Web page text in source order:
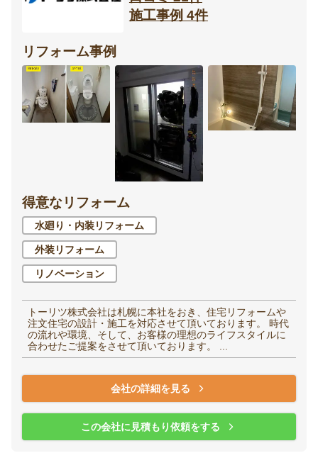
施工事例 4件
リフォーム事例
得意なリフォーム
水廻り・内装リフォーム
外装リフォーム
リノベーション
トーリツ株式会社は札幌に本社をおき、住宅リフォームや
注文住宅の設計・施工を対応させて頂いております。 時代
の流れや環境、そして、お客様の理想のライフスタイルに
合わせたご提案をさせて頂いております。 ...
会社の詳細を見る
この会社に見積もり依頼をする